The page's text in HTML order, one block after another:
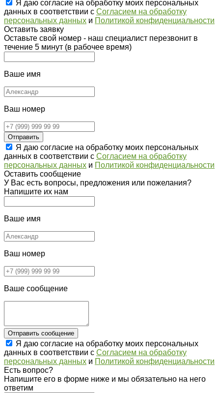
Я даю согласие на обработку моих персональных
данных в соответствии с Согласием на обработку
персональных данных и Политикой конфиденциальности
Оставить заявку
Оставьте свой номер - наш специалист перезвонит в
течение 5 минут (в рабочее время)
Ваше имя
Ваш номер
Отправить
Я даю согласие на обработку моих персональных
данных в соответствии с Согласием на обработку
персональных данных и Политикой конфиденциальности
Оставить сообщение
У Вас есть вопросы, предложения или пожелания?
Напишите их нам
Ваше имя
Ваш номер
Ваше сообщение
Отправить сообщение
Я даю согласие на обработку моих персональных
данных в соответствии с Согласием на обработку
персональных данных и Политикой конфиденциальности
Есть вопрос?
Напишите его в форме ниже и мы обязательно на него
ответим